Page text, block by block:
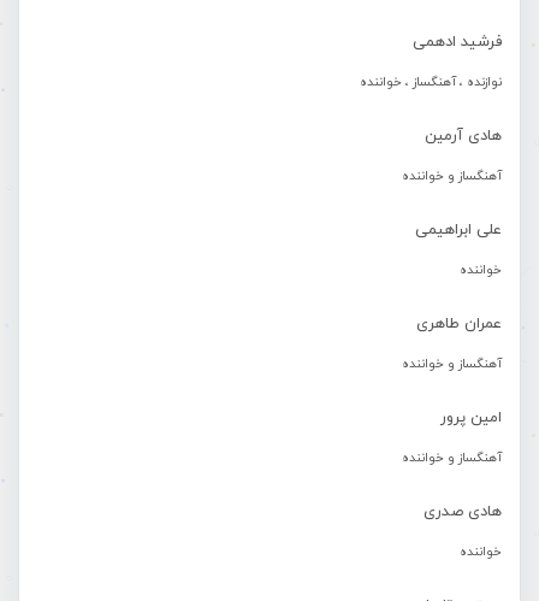
فرشید ادهمی
نوازنده ، آهنگساز ، خواننده
هادی آرمین
آهنگساز و خواننده
علی ابراهیمی
خواننده
عمران طاهری
آهنگساز و خواننده
امین پرور
آهنگساز و خواننده
هادی صدری
خواننده